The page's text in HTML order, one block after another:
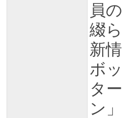
員
綴
新
ボ
タ
ン